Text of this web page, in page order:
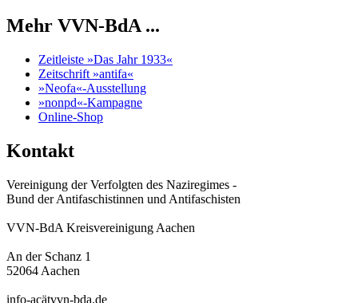
Mehr VVN-BdA ...
Zeitleiste »Das Jahr 1933«
Zeitschrift »antifa«
»Neofa«-Ausstellung
»nonpd«-Kampagne
Online-Shop
Kontakt
Vereinigung der Verfolgten des Naziregimes -
Bund der Antifaschistinnen und Antifaschisten
VVN-BdA Kreisvereinigung Aachen
An der Schanz 1
52064 Aachen
info-acätvvn-bda.de